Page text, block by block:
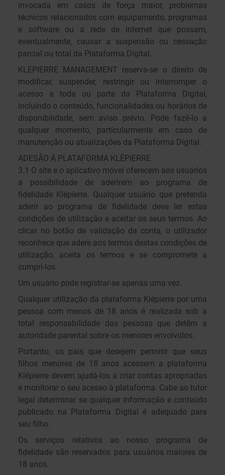
invocada em casos de força maior, problemas
técnicos relacionados com equipamento, programas
e software ou a rede de internet que possam,
eventualmente, causar a suspensão ou cessação
parcial ou total da Plataforma Digital.
KLEPIERRE MANAGEMENT reserva-se o direito de
modificar, suspender, restringir ou interromper o
acesso a toda ou parte da Plataforma Digital,
incluindo o conteúdo, funcionalidades ou horários de
disponibilidade, sem aviso prévio. Pode fazê-lo a
qualquer momento, particularmente em caso de
manutenção ou atualizações da Plataforma Digital.
ADESÃO À PLATAFORMA KLÉPIERRE
3.1 O site e o aplicativo móvel oferecem aos usuários
a possibilidade de aderirem ao programa de
fidelidade Klépierre. Qualquer usuário que pretenda
aderir ao programa de fidelidade deve ler estas
condições de utilização e aceitar os seus termos. Ao
clicar no botão de validação da conta, o utilizador
reconhece que adere aos termos destas condições de
utilização, aceita os termos e se compromete a
cumpri-los.
Um usuário pode registrar-se apenas uma vez.
Qualquer utilização da plataforma Klépierre por uma
pessoa com menos de 18 anos é realizada sob a
total responsabilidade das pessoas que detêm a
autoridade parental sobre os menores envolvidos.
Portanto, os pais que desejem permitir que seus
filhos menores de 18 anos acessem a plataforma
Klépierre devem ajudá-los a criar contas apropriadas
e monitorar o seu acesso à plataforma. Cabe ao tutor
legal determinar se qualquer informação e conteúdo
publicado na Plataforma Digital é adequado para
seu filho.
Os serviços relativos ao nosso programa de
fidelidade são reservados para usuários maiores de
18 anos.